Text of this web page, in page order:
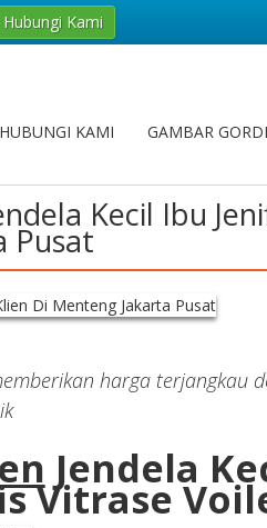
HUBUNGI KAMI GAMBAR
Kecil Ibu
Pusat
harga terjangkau
Jendela
Vitrase
Hubungi Kami